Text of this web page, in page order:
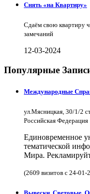
Снять «на Квартиру»
Сдаём свою квартиру
замечаний
12-03-2024
Популярные
Международные
ул.Мясницкая, 30/1/2
Российская Федерация
Единовременное
тематической
Мира.
(2609 визитов с 24-